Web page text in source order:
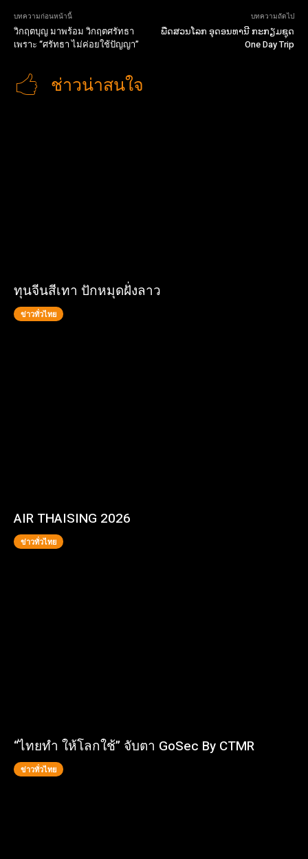
บทความก่อนหน้านี้
วิกฤตบุญ มาพร้อม วิกฤตศรัทธา
เพราะ “ศรัทธา ไม่ค่อยใช้ปัญญา”
บทความถัดไป
ພືດ​ສວນ​ໂລກ​ ອຸດອນທານີ ກະກຽມຊຸດ
One Day Trip
ช่าวน่าสนใจ
ทุนจีนสีเทา ปักหมุดฝั่งลาว
ข่าวทั่วไทย
AIR THAISING 2026
ข่าวทั่วไทย
“ไทยทำ ให้โลกใช้” จับตา GoSec By CTMR
ข่าวทั่วไทย